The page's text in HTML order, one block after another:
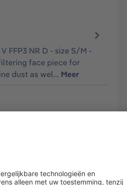
FFP3 NR D - size S/M -
face piece for
dust as wel… Meer